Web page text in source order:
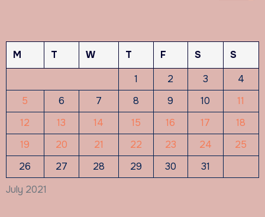
July 2021
M T W T F S
S
1
2 3
4
5
6 7 8 9 10
11
12
13 14 15 16 17
18
19
20 21 22 23 24
25
26
27 28 29 30 31